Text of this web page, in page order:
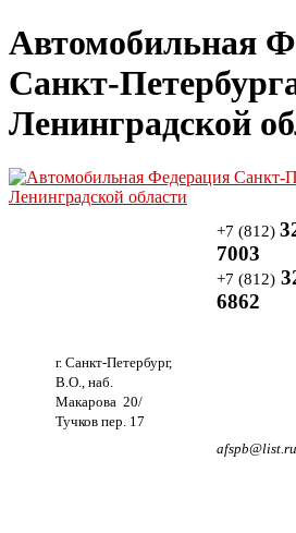
Автомобильная
Санкт-
Ленинградской
г. Санкт-Петербург,
В.О., наб.
Макарова 20/
Тучков пер. 17
+7 (812)
7003
+7 (812)
6862
afspb@list.ru